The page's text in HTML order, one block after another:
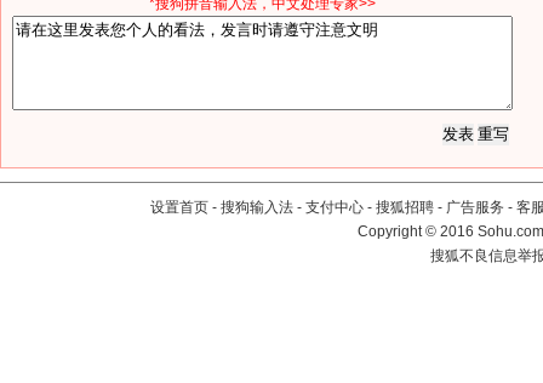
*搜狗拼音输入法，中文处理专家>>
设置首页 - 搜狗输入法 - 支付中心 - 搜狐招聘 - 广告服务 - 客
Copyright©2016
搜狐不良信息举